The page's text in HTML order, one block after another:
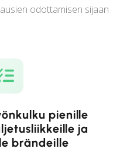
odottamisen sijaan
pienille
ja
brändeille